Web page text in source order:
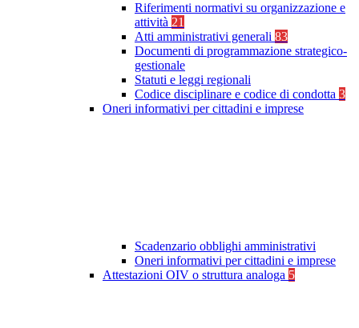
Riferimenti normativi su organizzazione e
attività 21
Atti amministrativi generali 83
Documenti di programmazione strategico-
gestionale
Statuti e leggi regionali
Codice disciplinare e codice di condotta 3
Oneri informativi per cittadini e imprese
Scadenzario obblighi amministrativi
Oneri informativi per cittadini e imprese
Attestazioni OIV o struttura analoga 5